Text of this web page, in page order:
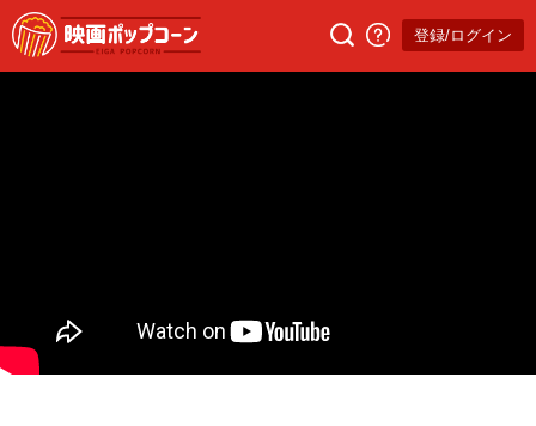
登録/ログイン